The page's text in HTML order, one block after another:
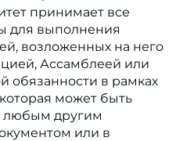
принимает все
для выполнения
возложенных на него
Ассамблеей или
обязанности в рамках
может быть
любым другим
или в